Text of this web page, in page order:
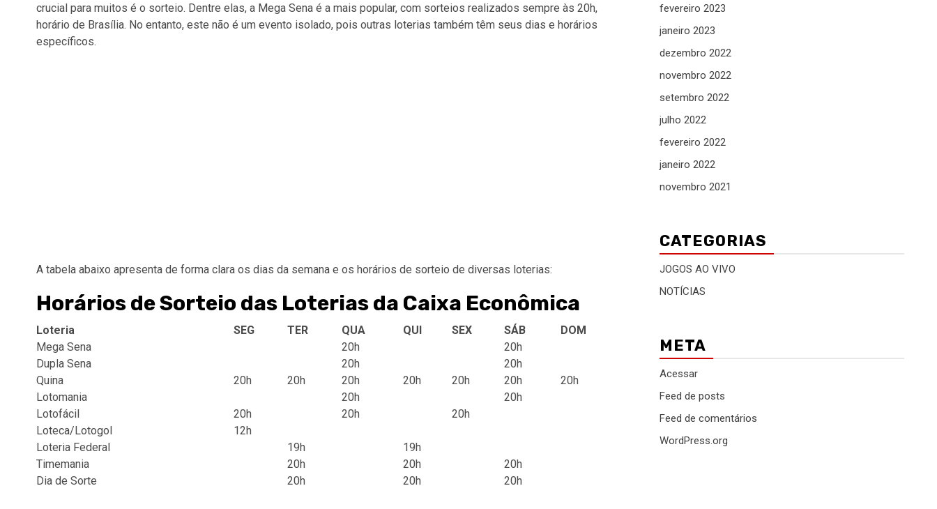
crucial para muitos é o sorteio. Dentre elas, a Mega Sena é a mais popular, com sorteios realizados sempre às 20h,
horário de Brasília. No entanto, este não é um evento isolado, pois outras loterias também têm seus dias e horários
específicos.
A tabela abaixo apresenta de forma clara os dias da semana e os horários de sorteio de diversas loterias:
Horários de Sorteio das Loterias da Caixa Econômica
Loteria SEG TER QUA QUI SEX SÁB
DOM
Mega Sena
20h
20h
Dupla Sena
20h
20h
Quina
20h 20h 20h 20h 20h 20h
20h
Lotomania
20h
20h
Lotofácil
20h 20h
20h
Loteca/Lotogol
12h
Loteria Federal
19h
19h
Timemania
20h 20h
20h
Dia de Sorte
20h 20h 20h
fevereiro 2023
janeiro 2023
dezembro 2022
novembro 2022
setembro 2022
julho 2022
fevereiro 2022
janeiro 2022
novembro 2021
CATEGORIAS
JOGOS AO VIVO
NOTÍCIAS
META
Acessar
Feed de posts
Feed de comentários
WordPress.org